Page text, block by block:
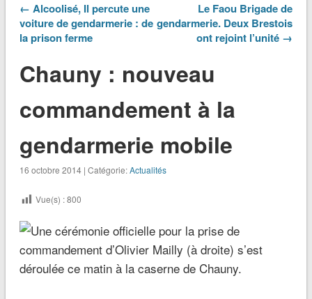
← Alcoolisé, Il percute une
voiture de gendarmerie : de
la prison ferme
Le Faou Brigade de
gendarmerie. Deux Brestois
ont rejoint l’unité →
Chauny : nouveau
commandement à la
gendarmerie mobile
16 octobre 2014 | Catégorie:Actualités
Vue(s) :800